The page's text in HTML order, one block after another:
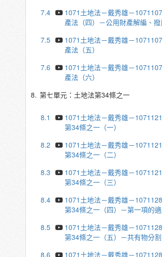
7.4
1071土地法－戴秀雄－
產法（四）－公用財產解編、撥
7.5
1071土地法－戴秀雄－
產法（五）
7.6
1071土地法－戴秀雄－
產法（六）
8. 第七單元：土地法第34條之一
8.1
1071土地法－戴秀雄－
第34條之一（一）
8.2
1071土地法－戴秀雄－
第34條之一（二）
8.3
1071土地法－戴秀雄－
第34條之一（三）
8.4
1071土地法－戴秀雄－
第34條之一（四）－第一項的
8.5
1071土地法－戴秀雄－
第34條之一（五）－共有物分割
8.6
1071土地法－戴秀雄－